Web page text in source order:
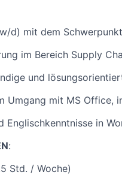
d) mit dem
im Bereich Supply
und
Umgang mit MS Office,
Englischkenntnisse in
:
Std. / Woche)